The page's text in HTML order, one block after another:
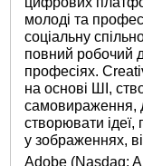
молоді та
соціальну
повний робочий
професіях.
на основі ШІ,
самовираження,
створювати ідеї,
у зображеннях,
Adobe (Nasdaq: